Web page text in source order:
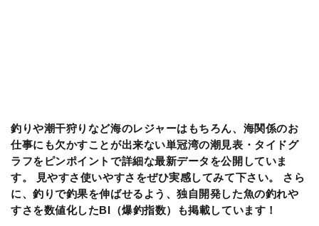
釣りや潮干狩りなど海のレジャーはもちろん、海関係のお
仕事にも欠かすことが出来ない単冠湾の潮見表・タイドグ
ラフをピンポイントで詳細な最新データを公開していま
す。 見やすさ使いやすさをぜひ実感してみて下さい。 さら
に、釣りで釣果を伸ばせるよう、独自開発した魚の釣れや
すさを数値化したBI（爆釣指数）も掲載しています！